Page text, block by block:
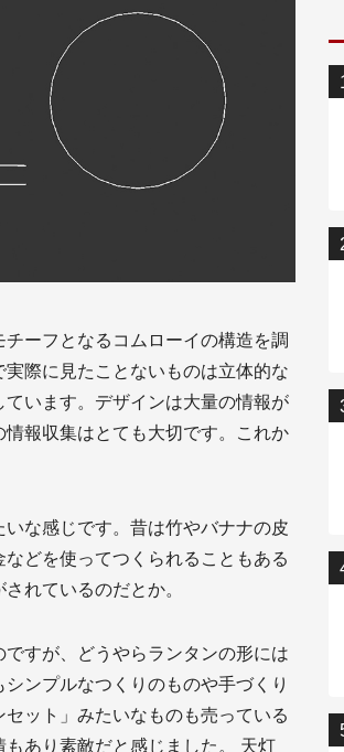
ーフとなるコムローイの構造を調
際に見たことないものは立体的な
います。デザインは大量の情報が
報収集はとても大切です。これか
な感じです。昔は竹やバナナの皮
どを使ってつくられることもある
れているのだとか。
すが、どうやらランタンの形には
ンプルなつくりのものや手づくり
ット」みたいなものも売っている
あり素敵だと感じました。 天灯